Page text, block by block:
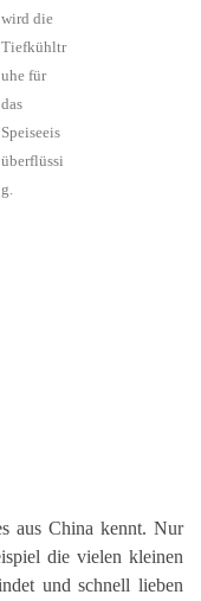
wird die
Tiefkühltr
uhe für
das
Speiseeis
überflüssi
g.
aus China kennt. Nur
die vielen kleinen
und schnell lieben